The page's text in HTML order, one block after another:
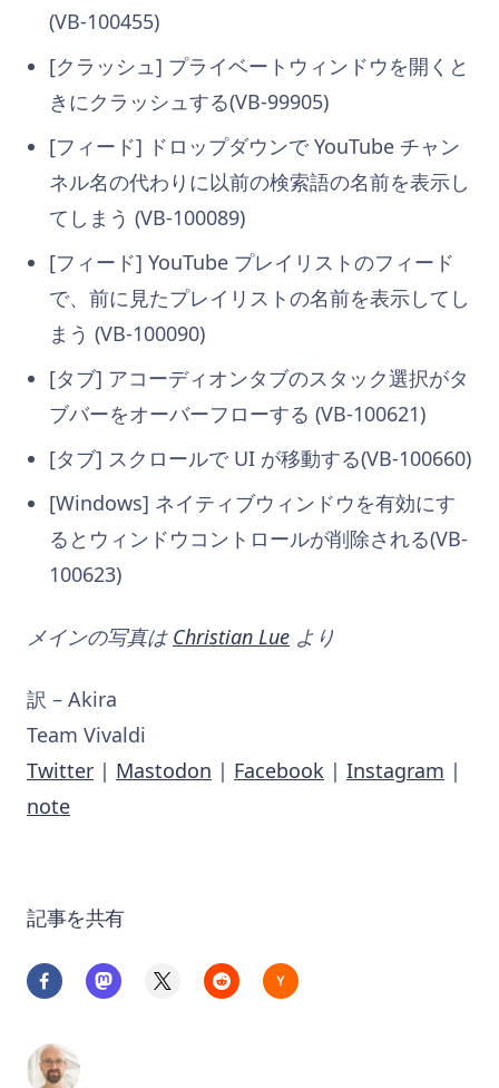
(VB-100455)
[クラッシュ] プライベートウィンドウを開くと
きにクラッシュする(VB-99905)
[フィード] ドロップダウンで YouTube チャン
ネル名の代わりに以前の検索語の名前を表示し
てしまう (VB-100089)
[フィード] YouTube プレイリストのフィード
で、前に見たプレイリストの名前を表示してし
まう (VB-100090)
[タブ] アコーディオンタブのスタック選択がタ
ブバーをオーバーフローする (VB-100621)
[タブ] スクロールで UI が移動する(VB-100660)
[Windows] ネイティブウィンドウを有効にす
るとウィンドウコントロールが削除される(VB-
100623)
メインの写真は Christian Lue より
訳 – Akira
Team Vivaldi
Twitter | Mastodon | Facebook | Instagram |
note
記事を共有